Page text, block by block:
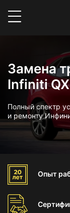
Замена
Infiniti
Полный спектр
и ремонту
Опыт